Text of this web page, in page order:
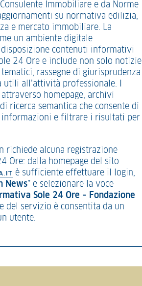
Immobiliare e da Norme
su normativa edilizia,
e mercato immobiliare. La
un ambiente digitale
contenuti informativi
24 Ore e include non solo notizie
rassegne di giurisprudenza
all’attività professionale. I
homepage, archivi
ricerca semantica che consente di
informazioni e filtrare i risultati per
richiede alcuna registrazione
Ore: dalla homepage del sito
è sufficiente effettuare il login,
News” e selezionare la voce
Sole 24 Ore – Fondazione
del servizio è consentita da un
utente.